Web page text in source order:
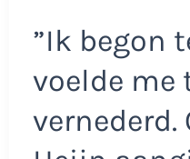
”Ik begon
voelde me
vernederd.